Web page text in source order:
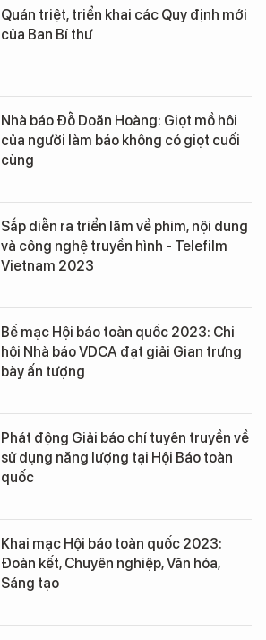
Quán triệt, triển khai các Quy định mới
của Ban Bí thư
Nhà báo Đỗ Doãn Hoàng: Giọt mồ hôi
của người làm báo không có giọt cuối
cùng
Sắp diễn ra triển lãm về phim, nội dung
và công nghệ truyền hình - Telefilm
Vietnam 2023
Bế mạc Hội báo toàn quốc 2023: Chi
hội Nhà báo VDCA đạt giải Gian trưng
bày ấn tượng
Phát động Giải báo chí tuyên truyền về
sử dụng năng lượng tại Hội Báo toàn
quốc
Khai mạc Hội báo toàn quốc 2023:
Đoàn kết, Chuyên nghiệp, Văn hóa,
Sáng tạo